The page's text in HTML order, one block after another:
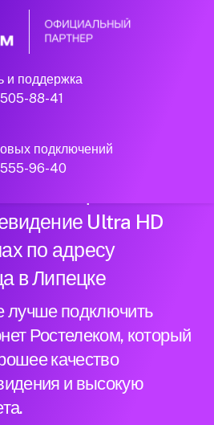
и поддержка
88-41
подключений
96-40
интернет и
Ultra HD
по адресу
в Липецке
лучше подключить
Ростелеком, который
качество
и высокую